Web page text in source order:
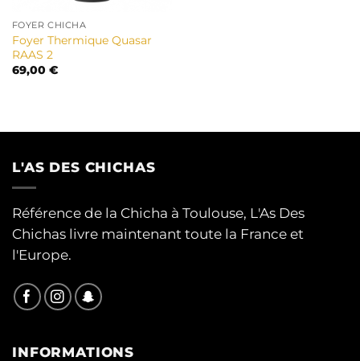
FOYER CHICHA
Foyer Thermique Quasar
RAAS 2
69,00 €
L'AS DES CHICHAS
Référence de la Chicha à Toulouse, L'As Des
Chichas livre maintenant toute la France et
l'Europe.
INFORMATIONS